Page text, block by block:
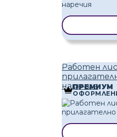
Работен
наречие
ПРЕМИУМ